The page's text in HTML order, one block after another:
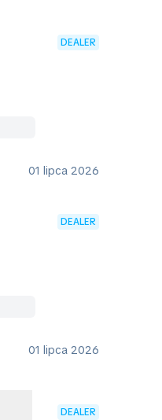
DEALER
01 lipca 2026
DEALER
01 lipca 2026
DEALER